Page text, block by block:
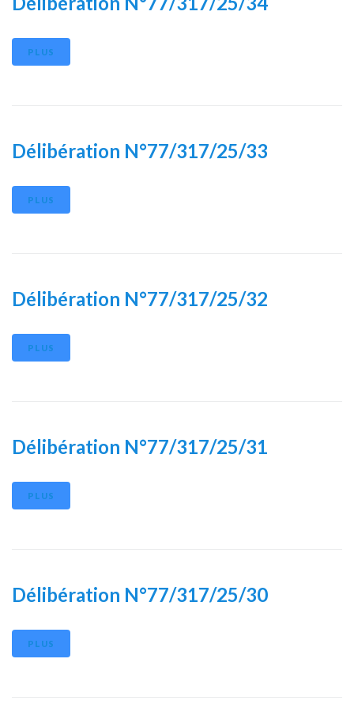
PLUS
Délibération N°77/317/25/33
PLUS
Délibération N°77/317/25/32
PLUS
Délibération N°77/317/25/31
PLUS
Délibération N°77/317/25/30
PLUS